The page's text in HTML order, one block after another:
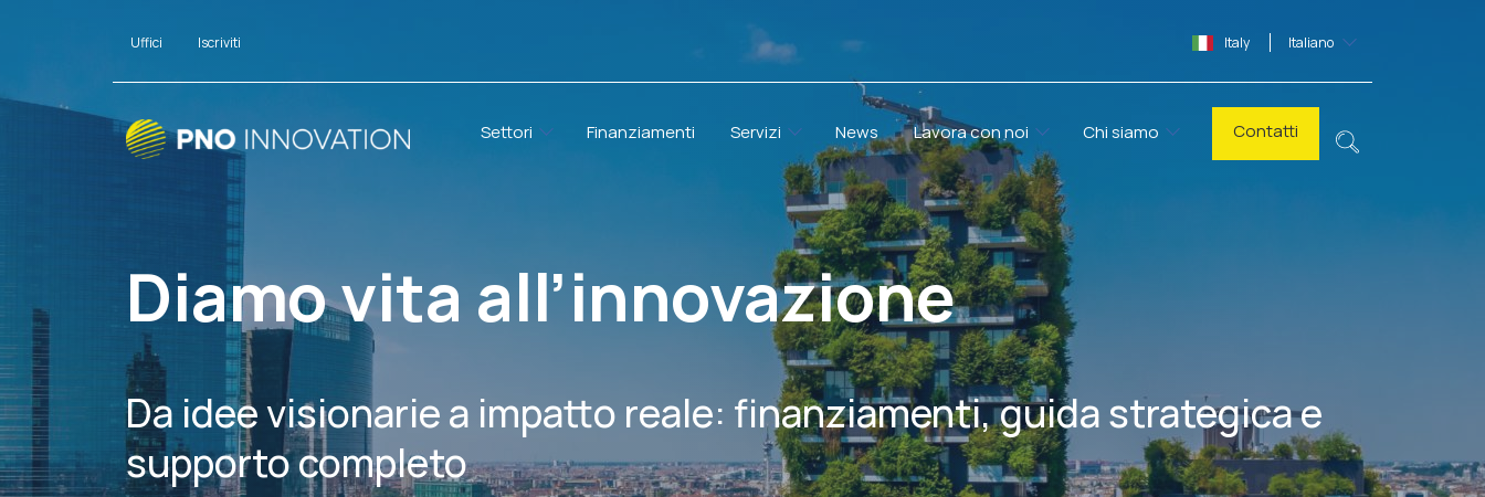
Uffici Iscriviti Italy Italiano
Settori Finanziamenti Servizi News Lavora con noi Chi siamo Contatti
Diamo vita all’innovazione
Da idee visionarie a impatto reale: finanziamenti, guida strategica e
supporto completo